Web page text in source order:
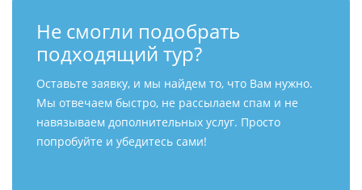
Не смогли подобрать
подходящий тур?
Оставьте заявку, и мы найдем то, что Вам нужно.
Мы отвечаем быстро, не рассылаем спам и не
навязываем дополнительных услуг. Просто
попробуйте и убедитесь сами!